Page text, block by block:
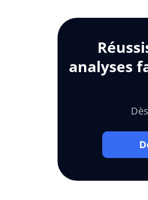
analyses